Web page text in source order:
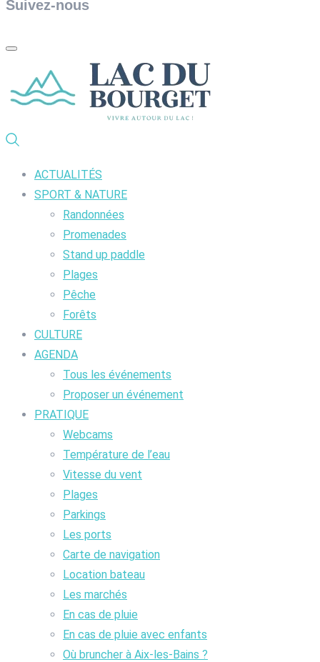
Suivez-nous
ACTUALITÉS
SPORT & NATURE
Randonnées
Promenades
Stand up paddle
Plages
Pêche
Forêts
CULTURE
AGENDA
Tous les événements
Proposer un événement
PRATIQUE
Webcams
Température de l’eau
Vitesse du vent
Plages
Parkings
Les ports
Carte de navigation
Location bateau
Les marchés
En cas de pluie
En cas de pluie avec enfants
Où bruncher à Aix-les-Bains ?